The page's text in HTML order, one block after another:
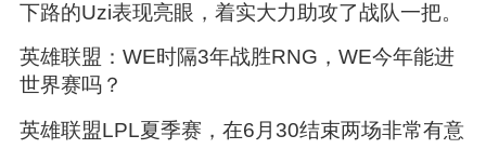
下路的Uzi表现亮眼，着实大力助攻了战队一把。
英雄联盟：WE时隔3年战胜RNG，WE今年能进
世界赛吗？
英雄联盟LPL夏季赛，在6月30结束两场非常有意